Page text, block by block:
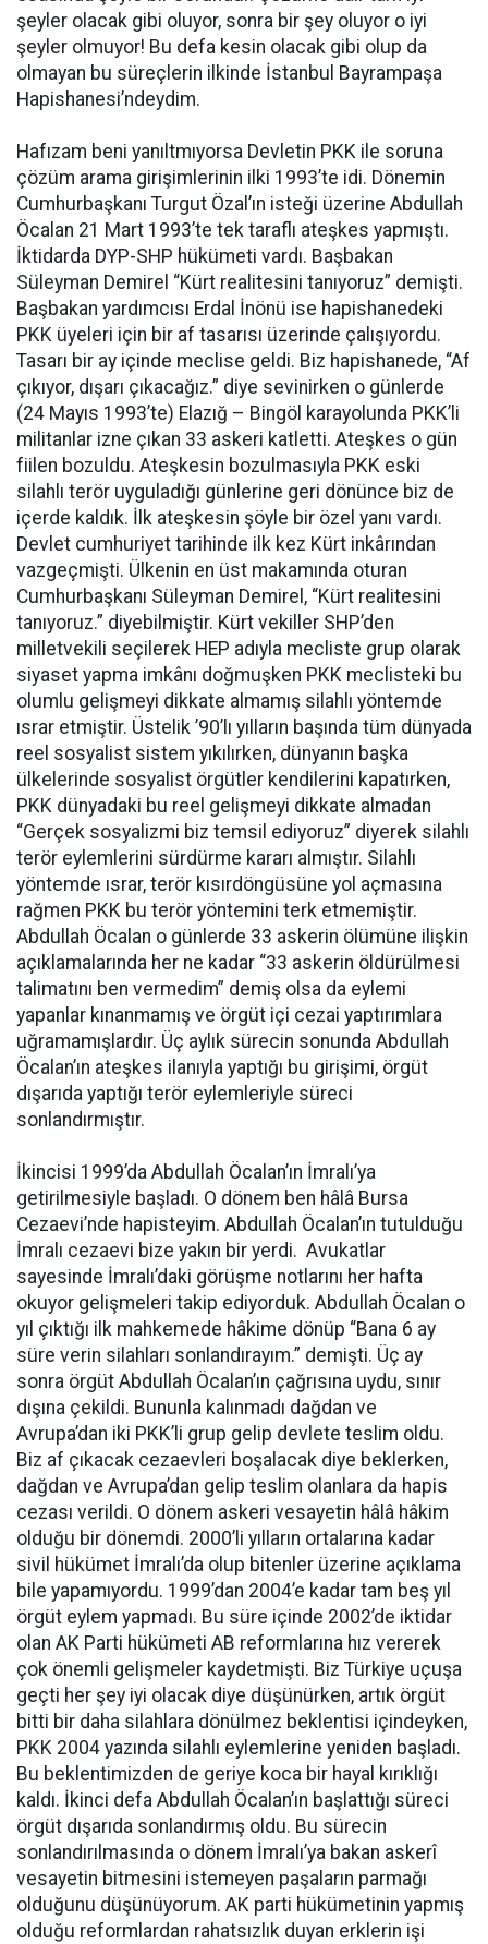
şeyler olacak gibi oluyor, sonra bir şey oluyor o iyi
şeyler olmuyor! Bu defa kesin olacak gibi olup da
olmayan bu süreçlerin ilkinde İstanbul Bayrampaşa
Hapishanesi’ndeydim.
Hafızam beni yanıltmıyorsa Devletin PKK ile soruna
çözüm arama girişimlerinin ilki 1993’te idi. Dönemin
Cumhurbaşkanı Turgut Özal’ın isteği üzerine Abdullah
Öcalan 21 Mart 1993’te tek taraflı ateşkes yapmıştı.
İktidarda DYP-SHP hükümeti vardı. Başbakan
Süleyman Demirel “Kürt realitesini tanıyoruz” demişti.
Başbakan yardımcısı Erdal İnönü ise hapishanedeki
PKK üyeleri için bir af tasarısı üzerinde çalışıyordu.
Tasarı bir ay içinde meclise geldi. Biz hapishanede, “Af
çıkıyor, dışarı çıkacağız.” diye sevinirken o günlerde
(24 Mayıs 1993’te) Elazığ – Bingöl karayolunda PKK’li
militanlar izne çıkan 33 askeri katletti. Ateşkes o gün
fiilen bozuldu. Ateşkesin bozulmasıyla PKK eski
silahlı terör uyguladığı günlerine geri dönünce biz de
içerde kaldık. İlk ateşkesin şöyle bir özel yanı vardı.
Devlet cumhuriyet tarihinde ilk kez Kürt inkârından
vazgeçmişti. Ülkenin en üst makamında oturan
Cumhurbaşkanı Süleyman Demirel, “Kürt realitesini
tanıyoruz.” diyebilmiştir. Kürt vekiller SHP’den
milletvekili seçilerek HEP adıyla mecliste grup olarak
siyaset yapma imkânı doğmuşken PKK meclisteki bu
olumlu gelişmeyi dikkate almamış silahlı yöntemde
ısrar etmiştir. Üstelik ’90’lı yılların başında tüm dünyada
reel sosyalist sistem yıkılırken, dünyanın başka
ülkelerinde sosyalist örgütler kendilerini kapatırken,
PKK dünyadaki bu reel gelişmeyi dikkate almadan
“Gerçek sosyalizmi biz temsil ediyoruz” diyerek silahlı
terör eylemlerini sürdürme kararı almıştır. Silahlı
yöntemde ısrar, terör kısırdöngüsüne yol açmasına
rağmen PKK bu terör yöntemini terk etmemiştir.
Abdullah Öcalan o günlerde 33 askerin ölümüne ilişkin
açıklamalarında her ne kadar “33 askerin öldürülmesi
talimatını ben vermedim” demiş olsa da eylemi
yapanlar kınanmamış ve örgüt içi cezai yaptırımlara
uğramamışlardır. Üç aylık sürecin sonunda Abdullah
Öcalan’ın ateşkes ilanıyla yaptığı bu girişimi, örgüt
dışarıda yaptığı terör eylemleriyle süreci
sonlandırmıştır.
İkincisi 1999’da Abdullah Öcalan’ın İmralı’ya
getirilmesiyle başladı. O dönem ben hâlâ Bursa
Cezaevi’nde hapisteyim. Abdullah Öcalan’ın tutulduğu
İmralı cezaevi bize yakın bir yerdi. Avukatlar
sayesinde İmralı’daki görüşme notlarını her hafta
okuyor gelişmeleri takip ediyorduk. Abdullah Öcalan o
yıl çıktığı ilk mahkemede hâkime dönüp “Bana 6 ay
süre verin silahları sonlandırayım.” demişti. Üç ay
sonra örgüt Abdullah Öcalan’ın çağrısına uydu, sınır
dışına çekildi. Bununla kalınmadı dağdan ve
Avrupa’dan iki PKK’li grup gelip devlete teslim oldu.
Biz af çıkacak cezaevleri boşalacak diye beklerken,
dağdan ve Avrupa’dan gelip teslim olanlara da hapis
cezası verildi. O dönem askeri vesayetin hâlâ hâkim
olduğu bir dönemdi. 2000’li yılların ortalarına kadar
sivil hükümet İmralı’da olup bitenler üzerine açıklama
bile yapamıyordu. 1999’dan 2004’e kadar tam beş yıl
örgüt eylem yapmadı. Bu süre içinde 2002’de iktidar
olan AK Parti hükümeti AB reformlarına hız vererek
çok önemli gelişmeler kaydetmişti. Biz Türkiye uçuşa
geçti her şey iyi olacak diye düşünürken, artık örgüt
bitti bir daha silahlara dönülmez beklentisi içindeyken,
PKK 2004 yazında silahlı eylemlerine yeniden başladı.
Bu beklentimizden de geriye koca bir hayal kırıklığı
kaldı. İkinci defa Abdullah Öcalan’ın başlattığı süreci
örgüt dışarıda sonlandırmış oldu. Bu sürecin
sonlandırılmasında o dönem İmralı’ya bakan askerî
vesayetin bitmesini istemeyen paşaların parmağı
olduğunu düşünüyorum. AK parti hükümetinin yapmış
olduğu reformlardan rahatsızlık duyan erklerin işi